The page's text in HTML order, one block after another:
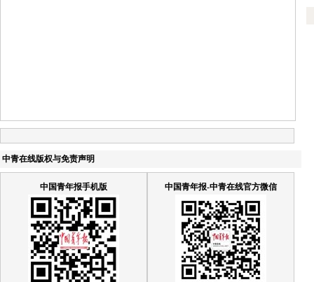
中青在线版权与免责声明
中国青年报手机版 中国青年报-中青在线官方微信